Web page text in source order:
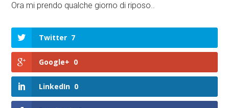
Ora mi prendo qualche giorno di riposo..
Twitter 7
Google+ 0
LinkedIn 0